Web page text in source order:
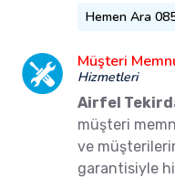
Hemen Ara
Müşteri
Hizmetleri
Airfel
müşteri
ve
garantisiyle